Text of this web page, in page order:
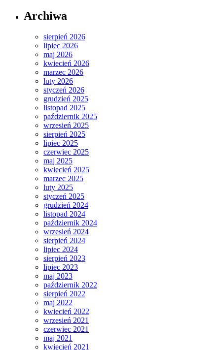
Archiwa
sierpień 2026
lipiec 2026
maj 2026
kwiecień 2026
marzec 2026
luty 2026
styczeń 2026
grudzień 2025
listopad 2025
październik 2025
wrzesień 2025
sierpień 2025
lipiec 2025
czerwiec 2025
maj 2025
kwiecień 2025
marzec 2025
luty 2025
styczeń 2025
grudzień 2024
listopad 2024
październik 2024
wrzesień 2024
sierpień 2024
lipiec 2024
sierpień 2023
lipiec 2023
maj 2023
październik 2022
sierpień 2022
maj 2022
kwiecień 2022
wrzesień 2021
czerwiec 2021
maj 2021
kwiecień 2021